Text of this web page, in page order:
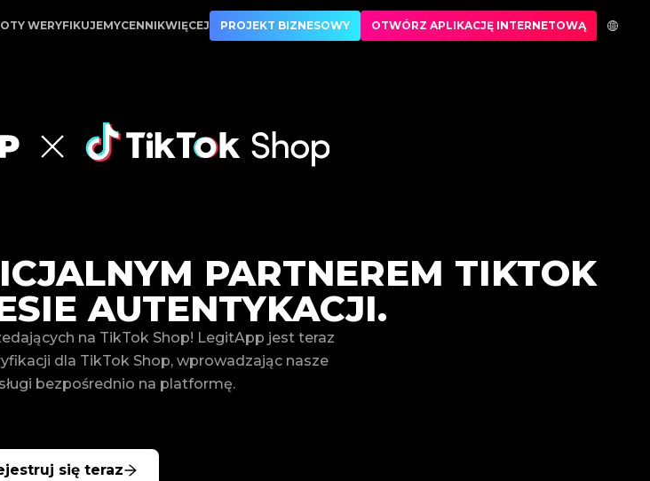
| LegitApp | Twój zaufany partner w weryfikacji luksusowych produktów
WERYFIKUJEMYCENNIKWIĘCEJ PROJEKT BIZNESOWY OTWÓRZ APLIKACJĘ INTERNETOWĄ
PARTNEREM TIKTOK
AUTENTYKACJI.
na TikTok Shop! LegitApp jest teraz
dla TikTok Shop, wprowadzając nasze
bezpośrednio na platformę.
się teraz